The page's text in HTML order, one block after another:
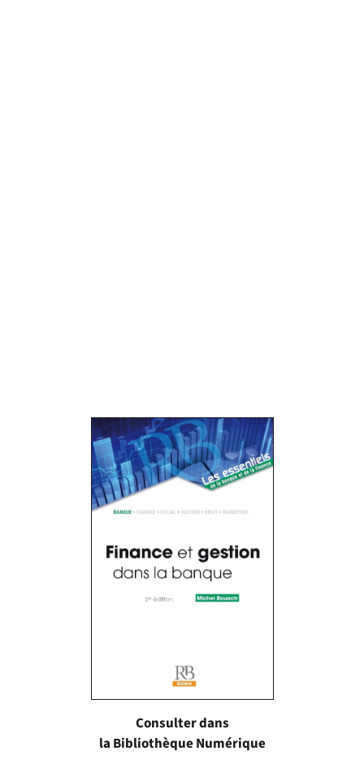
Consulter dans
la Bibliothèque Numérique